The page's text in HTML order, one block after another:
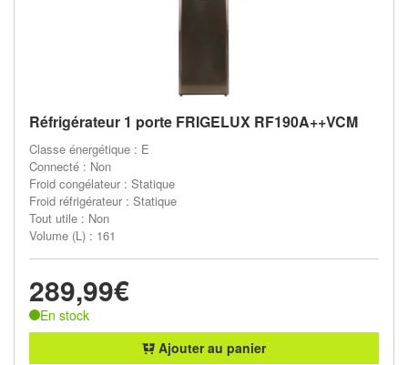
Réfrigérateur 1 porte FRIGELUX RF190A++VCM
Classe énergétique : E
Connecté : Non
Froid congélateur : Statique
Froid réfrigérateur : Statique
Tout utile : Non
Volume (L) : 161
289,99€
En stock
Ajouter au panier